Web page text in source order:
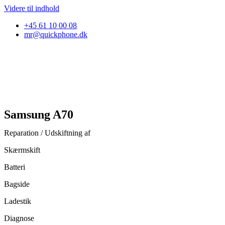
Videre til indhold
+45 61 10 00 08
mr@quickphone.dk
Samsung A70
Reparation / Udskiftning af
Skærmskift
Batteri
Bagside
Ladestik
Diagnose